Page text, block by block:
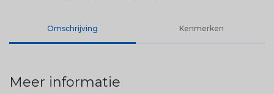
Omschrijving Kenmerken
Meer informatie